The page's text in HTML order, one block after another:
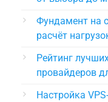
Фундамент на
расчёт
Рейтинг
провайдеров
Настройка